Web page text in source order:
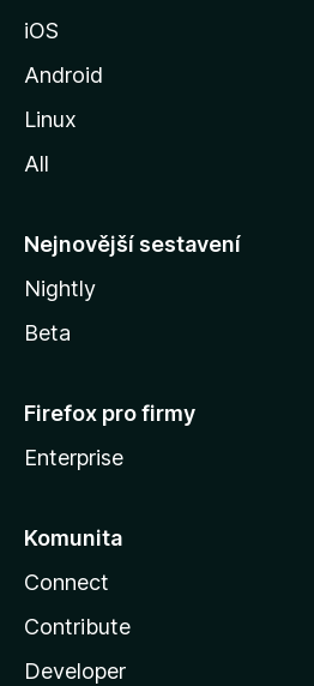
M
o
l
y
iOS
Android
Linux
All
Nejnovější sestavení
Nightly
Beta
Firefox pro firmy
Enterprise
Komunita
Connect
Contribute
Developer